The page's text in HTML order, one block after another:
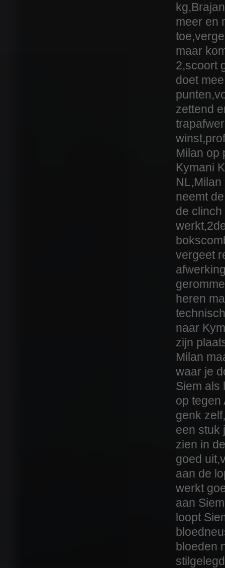
meer en
maar
2,scoort
doet
zettend
Milan op
Kymani
neemt
de
vergeet
heren
naar
zijn
Milan
waar je
Siem als
op tegen
genk
een stuk
zien in
goed
aan de
werkt
aan
loopt
bloeden